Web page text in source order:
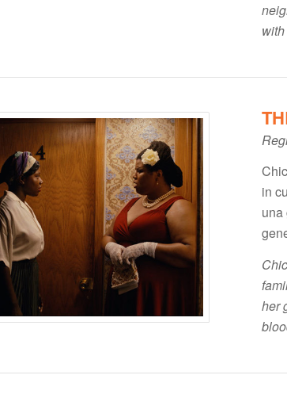
in
una
her